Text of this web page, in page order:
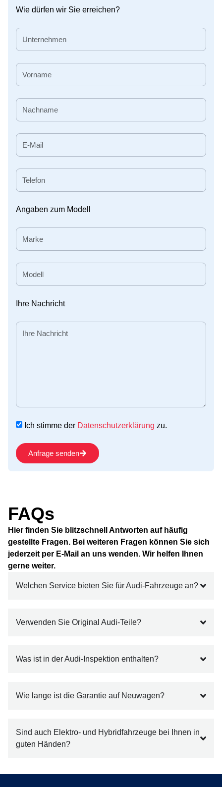
Wie dürfen wir Sie erreichen?
Angaben zum Modell
Ihre Nachricht
Ich stimme der Datenschutzerklärung zu.
Anfrage senden
FAQs
Hier finden Sie blitzschnell Antworten auf häufig
gestellte Fragen. Bei weiteren Fragen können Sie sich
jederzeit per E-Mail an uns wenden. Wir helfen Ihnen
gerne weiter.
Welchen Service bieten Sie für Audi-Fahrzeuge an?
Verwenden Sie Original Audi-Teile?
Was ist in der Audi-Inspektion enthalten?
Wie lange ist die Garantie auf Neuwagen?
Sind auch Elektro- und Hybridfahrzeuge bei Ihnen in
guten Händen?